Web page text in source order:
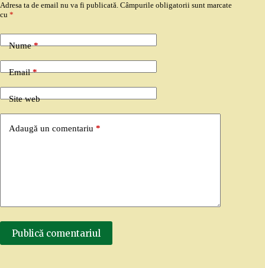
Adresa ta de email nu va fi publicată. Câmpurile obligatorii sunt marcate
cu *
Nume*
Email*
Site web
Adaugă un comentariu *
Publică comentariul